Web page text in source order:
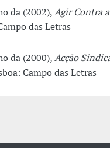
da (2002),Agir Contra
das Letras
da (2000),Acção
Campo das Letras